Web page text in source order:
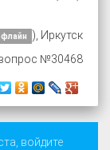
), Иркутск
вопрос №30468
войдите